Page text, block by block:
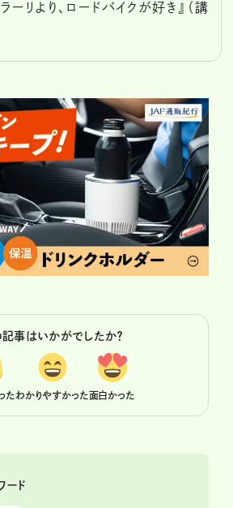
ーリより、ロードバイクが好き』（講
記事はいかがでしたか？
たわかりやすかった面白かった
ード